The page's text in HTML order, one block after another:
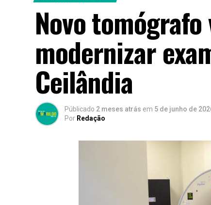
Novo
modernizar
Ceilândia
Públicado 2 meses atrás em 5 de junho de
Por Redação